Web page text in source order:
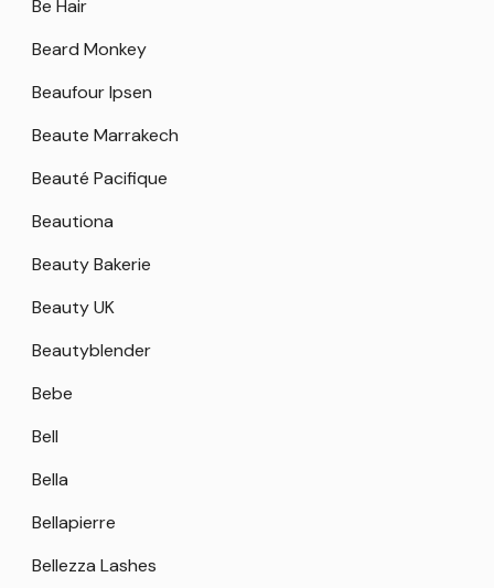
Be Hair
Beard Monkey
Beaufour Ipsen
Beaute Marrakech
Beauté Pacifique
Beautiona
Beauty Bakerie
Beauty UK
Beautyblender
Bebe
Bell
Bella
Bellapierre
Bellezza Lashes